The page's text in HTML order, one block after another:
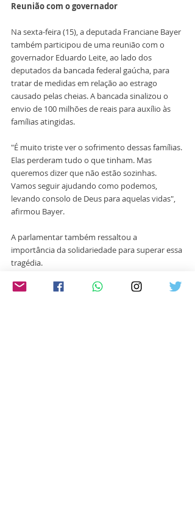
Reunião com o governador
Na sexta-feira (15), a deputada Franciane Bayer
também participou de uma reunião com o
governador Eduardo Leite, ao lado dos
deputados da bancada federal gaúcha, para
tratar de medidas em relação ao estrago
causado pelas cheias. A bancada sinalizou o
envio de 100 milhões de reais para auxílio às
famílias atingidas.
"É muito triste ver o sofrimento dessas famílias.
Elas perderam tudo o que tinham. Mas
queremos dizer que não estão sozinhas.
Vamos seguir ajudando como podemos,
levando consolo de Deus para aquelas vidas",
afirmou Bayer.
A parlamentar também ressaltou a
importância da solidariedade para superar essa
tragédia.
"A união de todos é fundamental para que